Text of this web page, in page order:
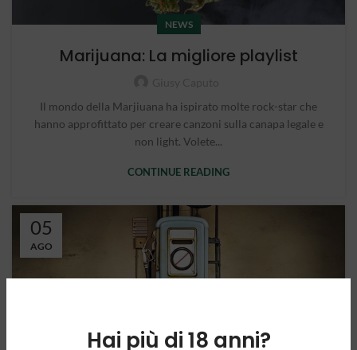
Hai più di 18 anni?
NEWS
Marijuana: La migliore playlist
Il mondo della Marjiuana ha ispirato molte rock-star che
hanno approfittato per creare canzoni sulla canapa legale e
non light. Volete...
CONTINUE READING
05
AGO